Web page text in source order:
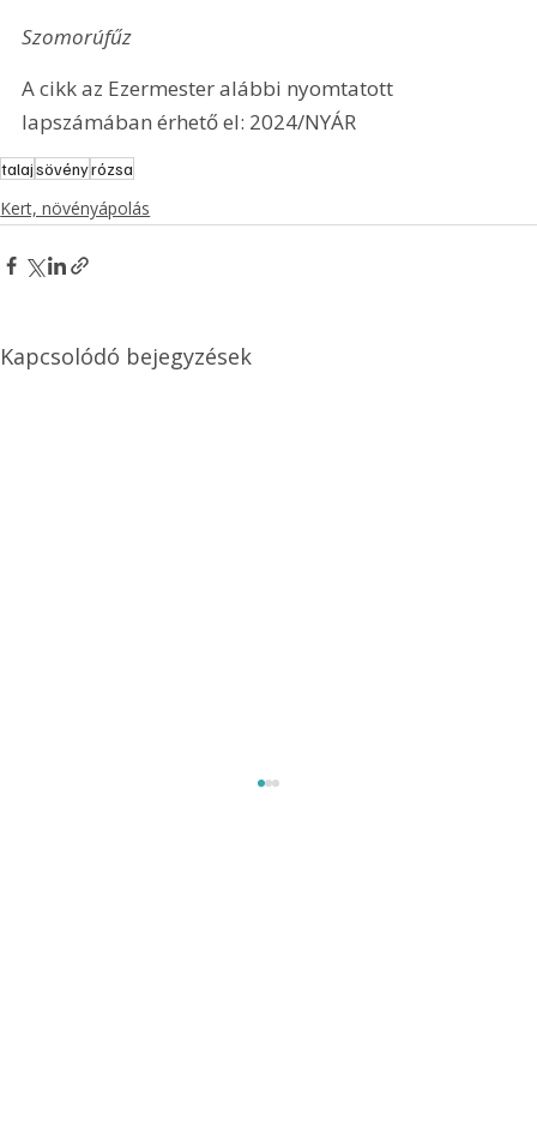
Szomorúfűz
A cikk az Ezermester alábbi nyomtatott
lapszámában érhető el: 2024/NYÁR
talajsövényrózsa
Kert, növényápolás
Kapcsolódó bejegyzések